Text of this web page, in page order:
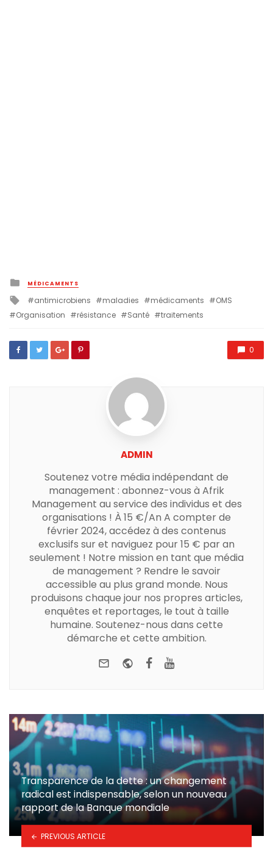
Posted
in
MÉDICAMENTS
Tagged
with
antimicrobiens maladies médicaments
OMS
Organisation
résistance Santé traitements
0
ADMIN
Soutenez votre média indépendant de
management : abonnez-vous à Afrik
Management au service des individus et des
organisations ! À 15 €/An A compter de
février 2024, accédez à des contenus
exclusifs sur et naviguez pour 15 € par an
seulement ! Notre mission en tant que média
de management ? Rendre le savoir
accessible au plus grand monde. Nous
produisons chaque jour nos propres articles,
enquêtes et reportages, le tout à taille
humaine. Soutenez-nous dans cette
démarche et cette ambition.
e-mailWebsiteFacebook
Transparence de la dette : un changement
radical est indispensable, selon un nouveau
rapport de la Banque mondiale
PREVIOUS ARTICLE